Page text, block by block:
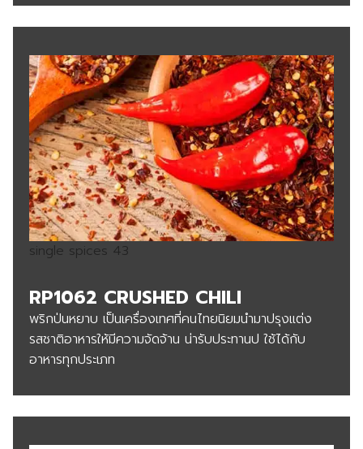
single spices 43
RP1062 CRUSHED CHILI
พริกป่นหยาบ เป็นเครื่องเทศที่คนไทยนิยมนำมาปรุงแต่ง
รสชาติอาหารให้มีความจัดจ้าน น่ารับประทานป ใช้ได้กับ
อาหารทุกประเภท